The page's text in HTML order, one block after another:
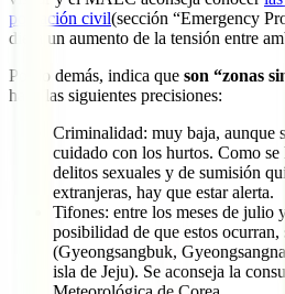
población civil(sección “Emergency
diera un aumento de la tensión entre
Por lo demás, indica que son “zonas
hace las siguientes precisiones:
Criminalidad: muy baja, aunque
cuidado con los hurtos. Como se
delitos sexuales y de sumisión
extranjeras, hay que estar alerta.
Tifones: entre los meses de julio
posibilidad de que estos ocurran,
(Gyeongsangbuk,
isla de Jeju). Se aconseja la